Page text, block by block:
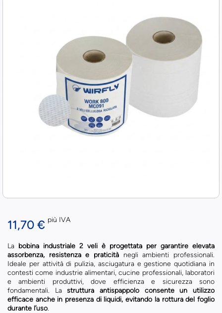
11,70 € più IVA
La bobina industriale 2 veli è progettata per garantire elevata
assorbenza, resistenza e praticità negli ambienti professionali.
Ideale per attività di pulizia, asciugatura e gestione quotidiana in
contesti come industrie alimentari, cucine professionali, laboratori
e ambienti produttivi, dove efficienza e sicurezza sono
fondamentali. Lastruttura antispappolo consente un utilizzo
efficace anche in presenza di liquidi, evitando la rottura del foglio
durante l’uso.